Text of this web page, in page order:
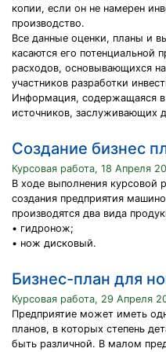
копии, если он не намерен
производство.
Все данные оценки, планы и
касаются его потенциальной
расходов, основывающихся
участников разработки
Информация, содержащаяся в
источников, заслуживающих
Создание бизнес
Курсовая работа, 18 Апреля
В ходе выполнения курсовой
создания предприятия
производятся два вида
• гидронож;
• нож дисковый.
Бизнес-план для
Курсовая работа, 29 Апреля
Предприятие может иметь
планов, в которых степень
быть различной. В малом